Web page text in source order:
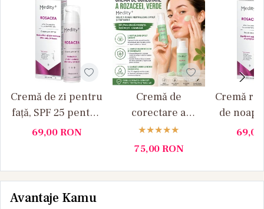
Cremă de zi pentru
față, SPF 25 pentru
pielea cu rozacee
69,00RON
Cremă de
corectare a
rozaceei, verde, 30
ml Medity+
75,00RON
Cremă
de
pielea69,00
Avantaje Kamu